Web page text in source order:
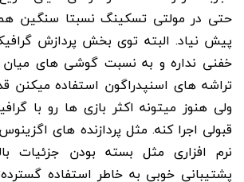
حتی در مولتی تسکینگ نسبتا سنگین
پیش نیاد. البته توی بخش پردازش
خفنی نداره و به نسبت گوشی های میان
تراشه های اسنپدراگون استفاده میکنن
ولی هنوز میتونه اکثر بازی ها رو با
قبولی اجرا کنه. مثل پردازنده های
نرم افزاری مثل بسته بودن جزئیات
پشتیبانی خوبی به خاطر استفاده